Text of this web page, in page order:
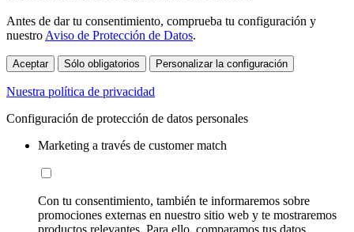
Antes de dar tu consentimiento, comprueba tu configuración y
nuestro Aviso de Protección de Datos.
Aceptar Sólo obligatorios Personalizar la configuración
Nuestra política de privacidad
Configuración de protección de datos personales
Marketing a través de customer match
Con tu consentimiento, también te informaremos sobre
promociones externas en nuestro sitio web y te mostraremos
productos relevantes. Para ello, comparamos tus datos